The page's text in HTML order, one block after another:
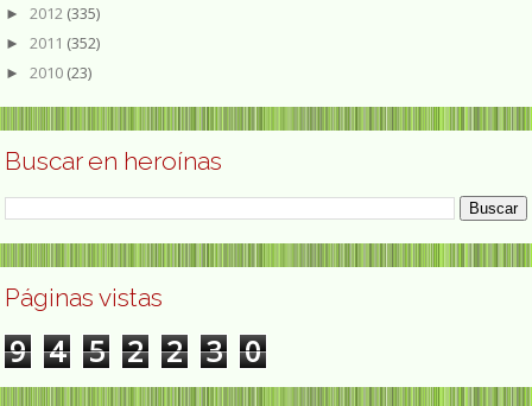
► 2012 (335)
► 2011 (352)
► 2010 (23)
Buscar en heroínas
Páginas vistas
9 4 5 2 2 3 0